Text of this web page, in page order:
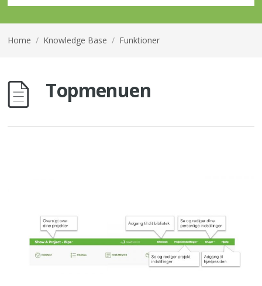
Home / Knowledge Base / Funktioner
Topmenuen